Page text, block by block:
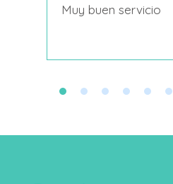
Muy buen servicio